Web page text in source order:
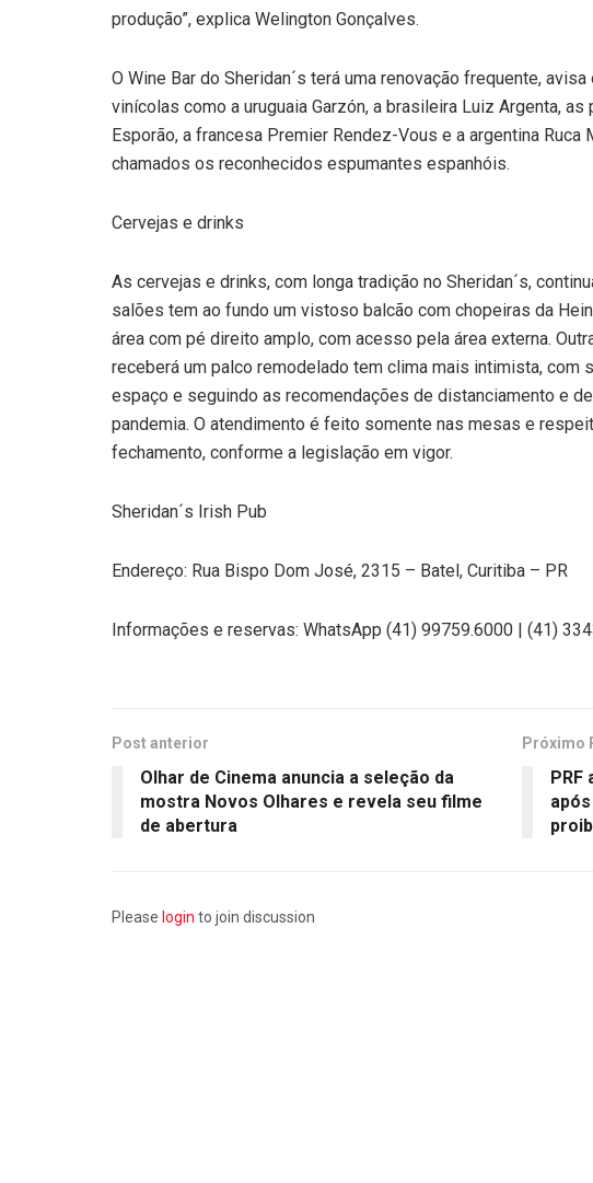
produção”, explica Welington Gonçalves.
O Wine Bar do Sheridan´s terá uma renovação frequente,
vinícolas como a uruguaia Garzón, a brasileira Luiz Argenta,
Esporão, a francesa Premier Rendez-Vous e a argentina Ruca
chamados os reconhecidos espumantes espanhóis.
Cervejas e drinks
As cervejas e drinks, com longa tradição no Sheridan´s,
salões tem ao fundo um vistoso balcão com chopeiras da
área com pé direito amplo, com acesso pela área externa.
receberá um palco remodelado tem clima mais intimista, com
espaço e seguindo as recomendações de distanciamento e
pandemia. O atendimento é feito somente nas mesas e
fechamento, conforme a legislação em vigor.
Sheridan´s Irish Pub
Endereço: Rua Bispo Dom José, 2315 – Batel, Curitiba – PR
Informações e reservas: WhatsApp (41) 99759.6000 | (41)
Post anterior
Olhar de Cinema anuncia a seleção da
mostra Novos Olhares e revela seu filme
de abertura
Próximo
PRF
Please login to join discussion